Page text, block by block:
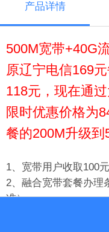
产品详情
500M宽带+40G
原辽宁电信169
118元，现在通
限时优惠价格为
餐的200M升级到
1、宽带用户收取100
2、融合宽带套餐办理
准）；
3、宽带号、电信手机